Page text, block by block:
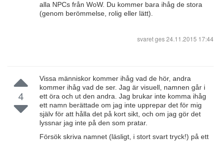
alla NPCs från WoW. Du kommer bara ihåg de stora
(genom berömmelse, rolig eller lätt).
svaret ges24.11.2015 17:44
4
Vissa människor kommer ihåg vad de hör, andra
kommer ihåg vad de ser. Jag är visuell, namnen går i
ett öra och ut den andra. Jag brukar inte komma ihåg
ett namn berättade om jag inte upprepar det för mig
själv för att hålla det på kort sikt, och om jag gör det
lyssnar jag inte på den som pratar.
Försök skriva namnet (läsligt, i stort svart tryck!) på ett